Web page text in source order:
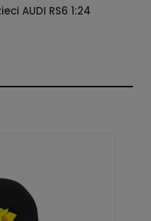
AUDI RS6 1:24